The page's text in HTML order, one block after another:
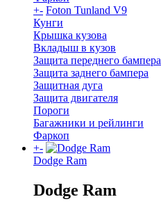
+- Foton Tunland V9
Кунги
Крышка кузова
Вкладыш в кузов
Защита переднего бампера
Защита заднего бампера
Защитная дуга
Защита двигателя
Пороги
Багажники и рейлинги
Фаркоп
+-
Dodge Ram
Dodge Ram